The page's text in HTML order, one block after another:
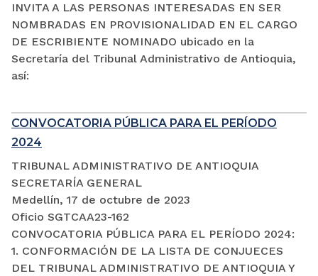
INVITA A LAS PERSONAS INTERESADAS EN SER
NOMBRADAS EN PROVISIONALIDAD EN EL CARGO
DE ESCRIBIENTE NOMINADO ubicado en la
Secretaría del Tribunal Administrativo de Antioquia,
así:
CONVOCATORIA PÚBLICA PARA EL PERÍODO
2024
TRIBUNAL ADMINISTRATIVO DE ANTIOQUIA
SECRETARÍA GENERAL
Medellín, 17 de octubre de 2023
Oficio SGTCAA23-162
CONVOCATORIA PÚBLICA PARA EL PERÍODO 2024:
1. CONFORMACIÓN DE LA LISTA DE CONJUECES
DEL TRIBUNAL ADMINISTRATIVO DE ANTIOQUIA Y